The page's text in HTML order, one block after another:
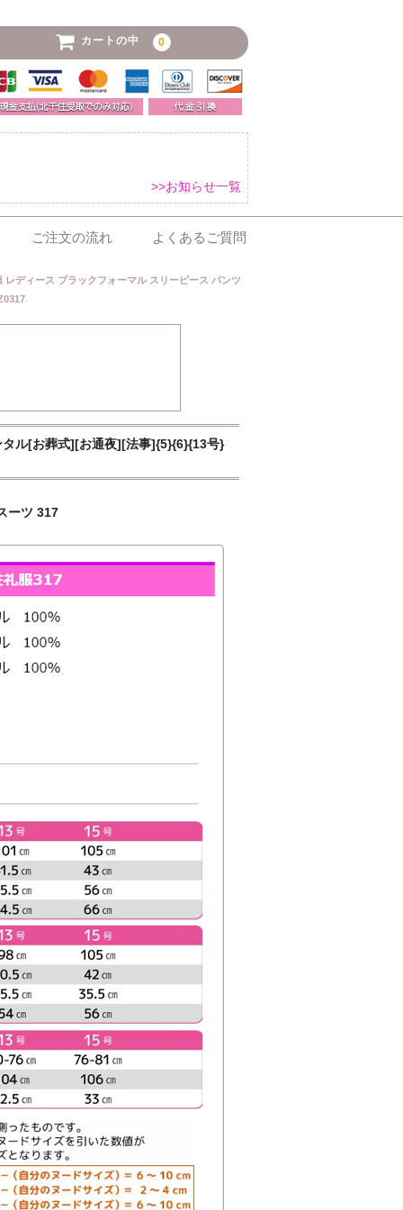
カートの中 0
>>お知らせ一覧
ご注文の流れ よくあるご質問
ディース ブラックフォーマル スリーピース パンツ
タル[お葬式][お通夜][法事]{5}{6}{13号}
ーツ 317